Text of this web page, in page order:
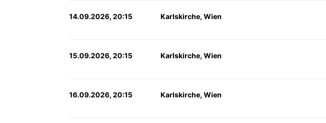
14.09.2026, 20:15 Karlskirche, Wien
15.09.2026, 20:15 Karlskirche, Wien
16.09.2026, 20:15 Karlskirche, Wien